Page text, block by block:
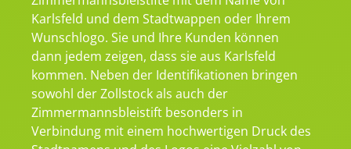
Karlsfeld und dem Stadtwappen oder Ihrem
Wunschlogo. Sie und Ihre Kunden können
dann jedem zeigen, dass sie aus Karlsfeld
kommen. Neben der Identifikationen bringen
sowohl der Zollstock als auch der
Zimmermannsbleistift besonders in
Verbindung mit einem hochwertigen Druck des